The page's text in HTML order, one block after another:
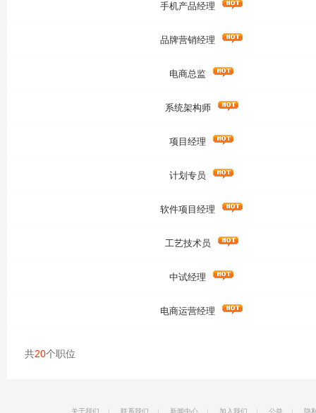
手机产品经理
品牌营销经理
电商总监
系统架构师
项目经理
计划专员
软件项目经理
工艺技术员
中试经理
电商运营经理
共20个职位
关于我们 | 联系我们 | 新闻中心 | 加入我们 | 公益 | 隐